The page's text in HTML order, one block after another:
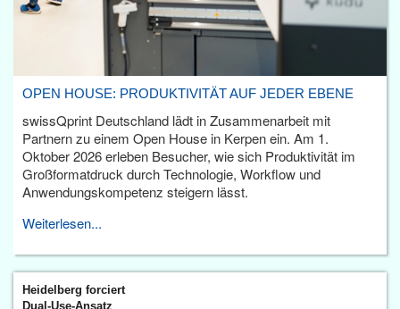
OPEN HOUSE: PRODUKTIVITÄT AUF JEDER EBENE
swissQprint Deutschland lädt in Zusammenarbeit mit
Partnern zu einem Open House in Kerpen ein. Am 1.
Oktober 2026 erleben Besucher, wie sich Produktivität im
Großformatdruck durch Technologie, Workflow und
Anwendungskompetenz steigern lässt.
Weiterlesen...
Heidelberg forciert
Dual-Use-Ansatz